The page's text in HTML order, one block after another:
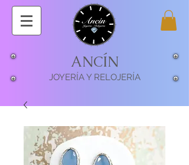
ANCÍN
JOYERÍA Y RELOJERÍA